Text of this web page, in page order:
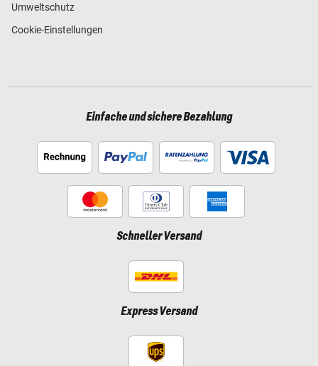
Umweltschutz
Cookie-Einstellungen
Einfache und sichere Bezahlung
Schneller Versand
Express Versand